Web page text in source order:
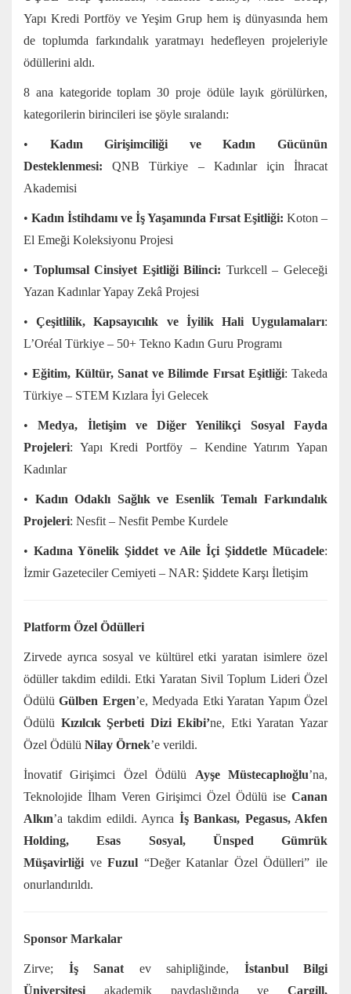
Yapı Kredi Portföy ve Yeşim Grup hem iş dünyasında hem
de toplumda farkındalık yaratmayı hedefleyen projeleriyle
ödüllerini aldı.
8 ana kategoride toplam 30 proje ödüle layık görülürken,
kategorilerin birincileri ise şöyle sıralandı:
• Kadın Girişimciliği ve Kadın Gücünün
Desteklenmesi: QNB Türkiye – Kadınlar için İhracat
Akademisi
• Kadın İstihdamı ve İş Yaşamında Fırsat Eşitliği: Koton –
El Emeği Koleksiyonu Projesi
• Toplumsal Cinsiyet Eşitliği Bilinci: Turkcell – Geleceği
Yazan Kadınlar Yapay Zekâ Projesi
•Çeşitlilik, Kapsayıcılık ve İyilik Hali Uygulamaları:
L’Oréal Türkiye – 50+ Tekno Kadın Guru Programı
•Eğitim, Kültür, Sanat ve Bilimde Fırsat Eşitliği: Takeda
Türkiye – STEM Kızlara İyi Gelecek
•Medya, İletişim ve Diğer Yenilikçi Sosyal Fayda
Projeleri: Yapı Kredi Portföy – Kendine Yatırım Yapan
Kadınlar
• Kadın Odaklı Sağlık ve Esenlik Temalı Farkındalık
Projeleri: Nesfit – Nesfit Pembe Kurdele
• Kadına Yönelik Şiddet ve Aile İçi Şiddetle Mücadele:
İzmir Gazeteciler Cemiyeti – NAR: Şiddete Karşı İletişim
Platform Özel Ödülleri
Zirvede ayrıca sosyal ve kültürel etki yaratan isimlere özel
ödüller takdim edildi. Etki Yaratan Sivil Toplum Lideri Özel
ÖdülüGülben Ergen’e, Medyada Etki Yaratan Yapım Özel
Ödülü Kızılcık Şerbeti Dizi Ekibi’ne, Etki Yaratan Yazar
Özel Ödülü Nilay Örnek’e verildi.
İnovatif Girişimci Özel Ödülü Ayşe Müstecaplıoğlu’na,
Teknolojide İlham Veren Girişimci Özel Ödülü ise Canan
Alkın’a takdim edildi. Ayrıca İş Bankası, Pegasus, Akfen
Holding, Esas Sosyal, Ünsped
Gümrük
Müşavirliği veFuzul “Değer Katanlar Özel Ödülleri” ile
onurlandırıldı.
Sponsor Markalar
Zirve; İş Sanat ev sahipliğinde, İstanbul Bilgi
Üniversitesi akademik paydaşlığında ve Cargill,